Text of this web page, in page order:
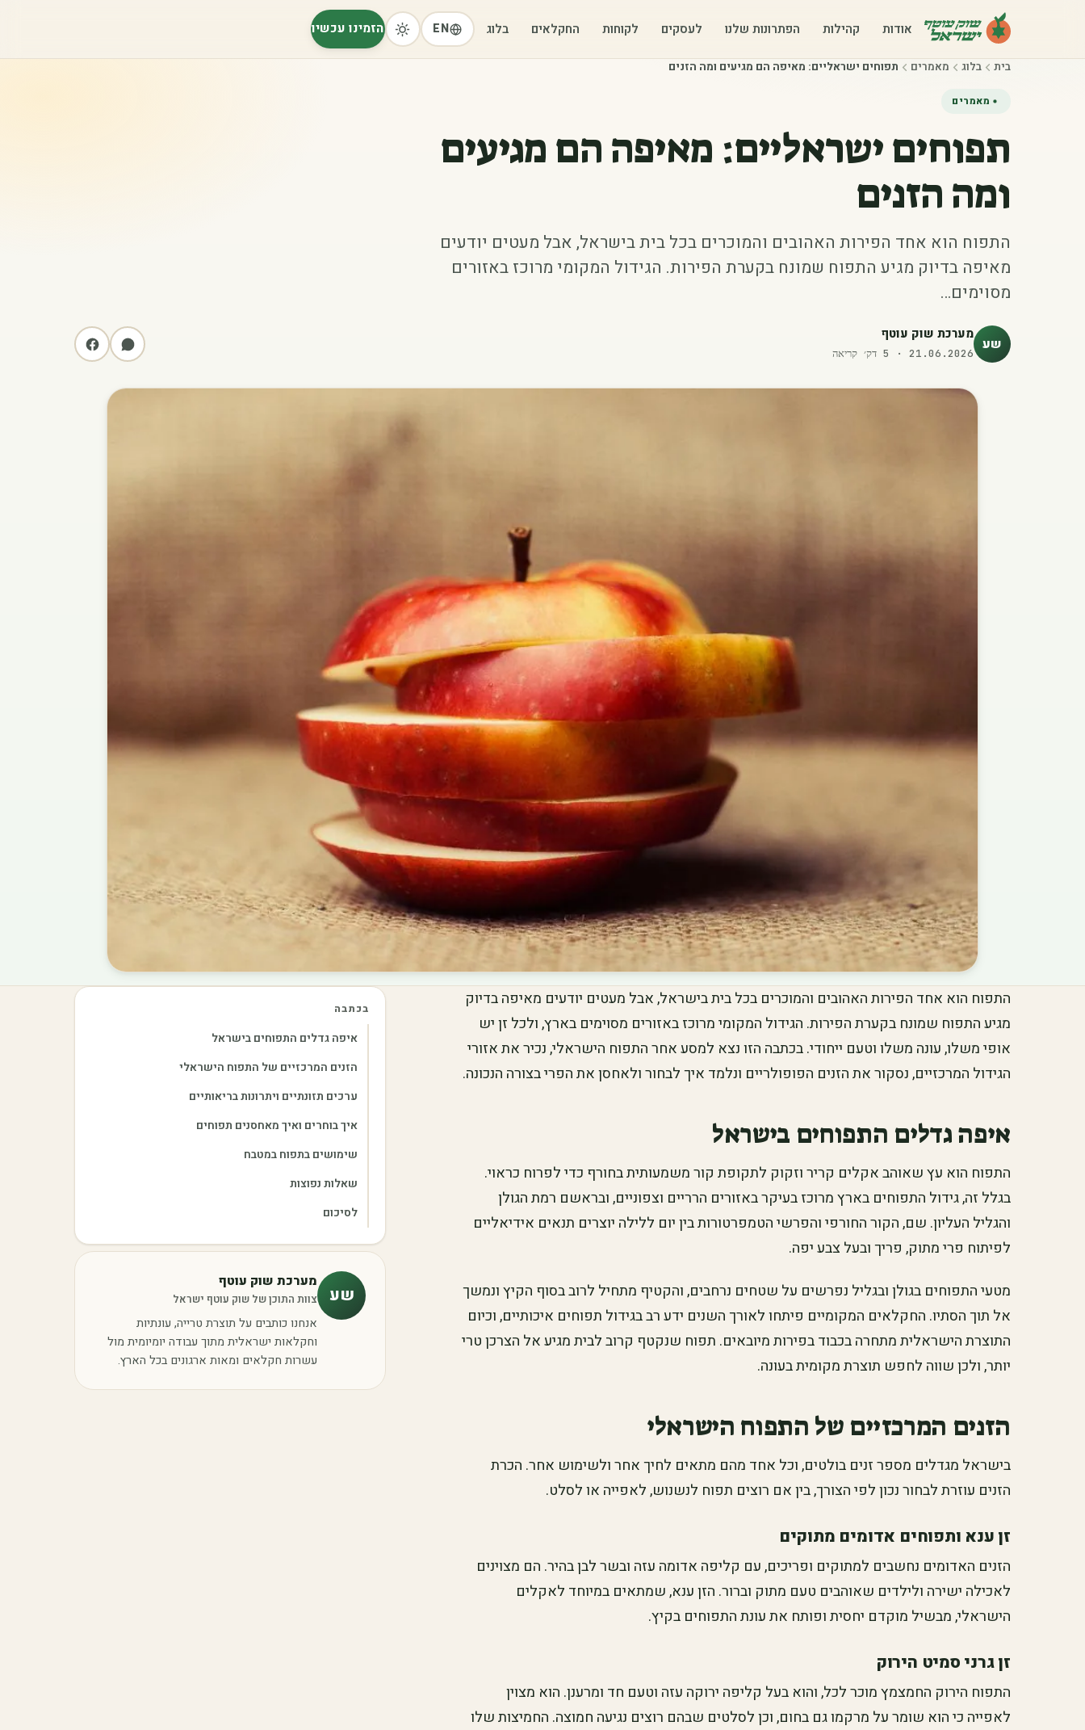
אודות קהילות הפתרונות שלנו לעסקים לקוחות החקלאים בלוג EN הזמינו עכשיו
בית בלוג מאמרים תפוחים ישראליים: מאיפה הם מגיעים ומה הזנים
מאמרים
תפוחים ישראליים: מאיפה הם מגיעים
ומה הזנים
התפוח הוא אחד הפירות האהובים והמוכרים בכל בית בישראל, אבל מעטים יודעים
מאיפה בדיוק מגיע התפוח שמונח בקערת הפירות. הגידול המקומי מרוכז באזורים
מסוימים…
שע מערכת שוק עוטף
21.06.2026
·
5 דק׳ קריאה
התפוח הוא אחד הפירות האהובים והמוכרים בכל בית בישראל, אבל מעטים יודעים מאיפה בדיוק
מגיע התפוח שמונח בקערת הפירות. הגידול המקומי מרוכז באזורים מסוימים בארץ, ולכל זן יש
אופי משלו, עונה משלו וטעם ייחודי. בכתבה הזו נצא למסע אחר התפוח הישראלי, נכיר את אזורי
הגידול המרכזיים, נסקור את הזנים הפופולריים ונלמד איך לבחור ולאחסן את הפרי בצורה הנכונה.
איפה גדלים התפוחים בישראל
התפוח הוא עץ שאוהב אקלים קריר וזקוק לתקופת קור משמעותית בחורף כדי לפרוח כראוי.
בגלל זה, גידול התפוחים בארץ מרוכז בעיקר באזורים הרריים וצפוניים, ובראשם רמת הגולן
והגליל העליון. שם, הקור החורפי והפרשי הטמפרטורות בין יום ללילה יוצרים תנאים אידיאליים
לפיתוח פרי מתוק, פריך ובעל צבע יפה.
מטעי התפוחים בגולן ובגליל נפרשים על שטחים נרחבים, והקטיף מתחיל לרוב בסוף הקיץ ונמשך
אל תוך הסתיו. החקלאים המקומיים פיתחו לאורך השנים ידע רב בגידול תפוחים איכותיים, וכיום
התוצרת הישראלית מתחרה בכבוד בפירות מיובאים. תפוח שנקטף קרוב לבית מגיע אל הצרכן טרי
יותר, ולכן שווה לחפש תוצרת מקומית בעונה.
הזנים המרכזיים של התפוח הישראלי
בישראל מגדלים מספר זנים בולטים, וכל אחד מהם מתאים לחיך אחר ולשימוש אחר. הכרת
הזנים עוזרת לבחור נכון לפי הצורך, בין אם רוצים תפוח לנשנוש, לאפייה או לסלט.
זן ענא ותפוחים אדומים מתוקים
הזנים האדומים נחשבים למתוקים ופריכים, עם קליפה אדומה עזה ובשר לבן בהיר. הם מצוינים
לאכילה ישירה ולילדים שאוהבים טעם מתוק וברור. הזן ענא, שמתאים במיוחד לאקלים
הישראלי, מבשיל מוקדם יחסית ופותח את עונת התפוחים בקיץ.
זן גרני סמיט הירוק
התפוח הירוק החמצמץ מוכר לכל, והוא בעל קליפה ירוקה עזה וטעם חד ומרענן. הוא מצוין
לאפייה כי הוא שומר על מרקמו גם בחום, וכן לסלטים שבהם רוצים נגיעה חמוצה. החמיצות שלו
בכתבה
איפה גדלים התפוחים בישראל
הזנים המרכזיים של התפוח הישראלי
ערכים תזונתיים ויתרונות בריאותיים
איך בוחרים ואיך מאחסנים תפוחים
שימושים בתפוח במטבח
שאלות נפוצות
לסיכום
שע
מערכת שוק עוטף
צוות התוכן של שוק עוטף ישראל
אנחנו כותבים על תוצרת טרייה, עונתיות
וחקלאות ישראלית מתוך עבודה יומיומית מול
עשרות חקלאים ומאות ארגונים בכל הארץ.